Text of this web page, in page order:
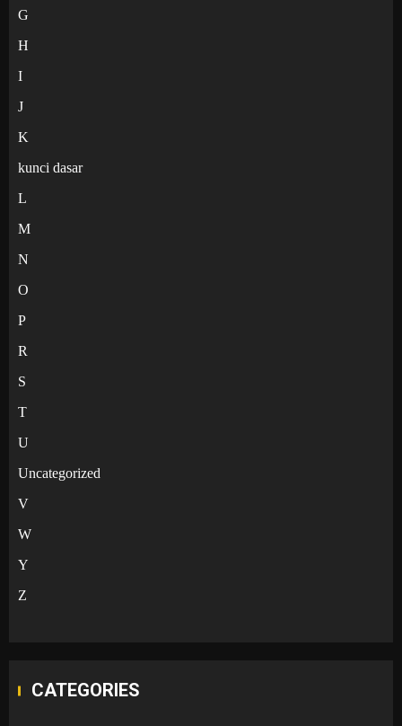
G
H
I
J
K
kunci dasar
L
M
N
O
P
R
S
T
U
Uncategorized
V
W
Y
Z
CATEGORIES